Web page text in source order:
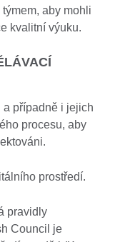
aby mohli
kvalitní výuku.
a případně i jejich
procesu, aby
prostředí.
pravidly
Council je